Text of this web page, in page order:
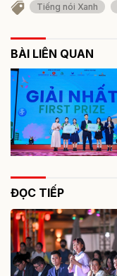
Tiếng nói Xanh
BÀI LIÊN QUAN
ĐỌC TIẾP